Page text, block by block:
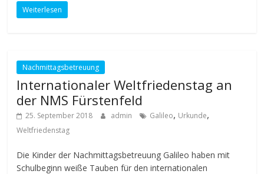
Weiterlesen
Nachmittagsbetreuung
Internationaler Weltfriedenstag an
der NMS Fürstenfeld
25. September 2018 admin Galileo, Urkunde,
Weltfriedenstag
Die Kinder der Nachmittagsbetreuung Galileo haben mit
Schulbeginn weiße Tauben für den internationalen